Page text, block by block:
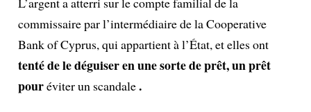
commissaire par l’intermédiaire de la Cooperative
Bank of Cyprus, qui appartient à l’État, et elles ont
tenté de le déguiser en une sorte de prêt, un prêt
pouréviter un scandale.